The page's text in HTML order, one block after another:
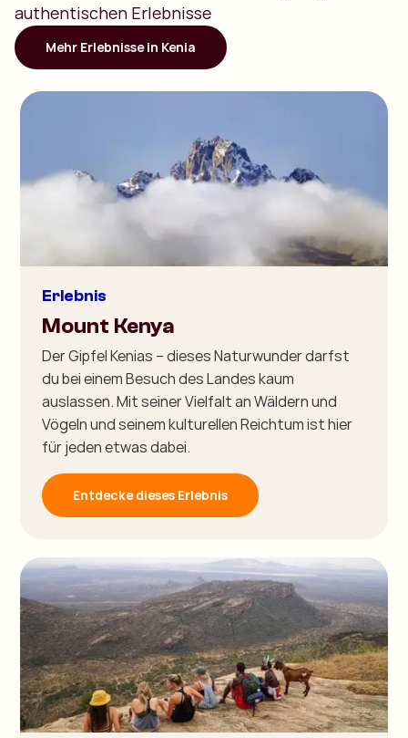
authentischen Erlebnisse
Mehr Erlebnisse in Kenia
Erlebnis
Mount Kenya
Der Gipfel Kenias – dieses Naturwunder darfst
du bei einem Besuch des Landes kaum
auslassen. Mit seiner Vielfalt an Wäldern und
Vögeln und seinem kulturellen Reichtum ist hier
für jeden etwas dabei.
Entdecke dieses Erlebnis